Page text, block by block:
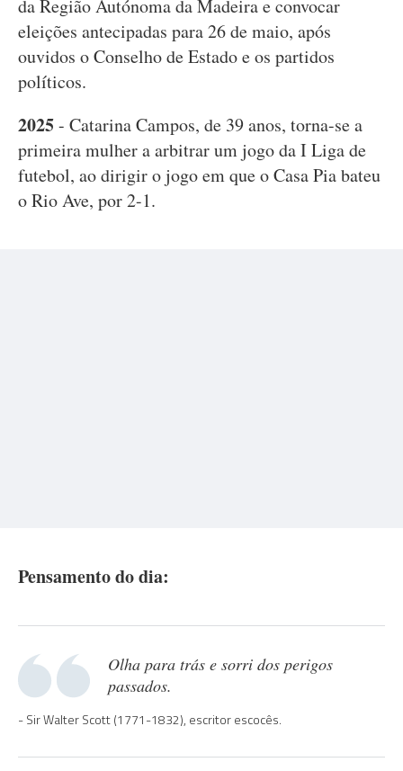
da Região Autónoma da Madeira e convocar
eleições antecipadas para 26 de maio, após
ouvidos o Conselho de Estado e os partidos
políticos.
2025- Catarina Campos, de 39 anos, torna-se a
primeira mulher a arbitrar um jogo da I Liga de
futebol, ao dirigir o jogo em que o Casa Pia bateu
o Rio Ave, por 2-1.
Pensamento do dia:
Olha para trás e sorri dos perigos
passados.
Sir Walter Scott (1771-1832), escritor escocês.